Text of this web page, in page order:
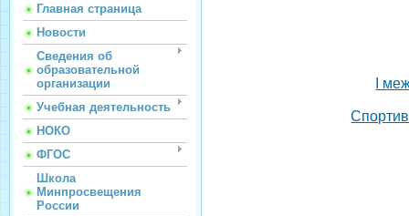
Главная страница
Новости
Сведения об
образовательной
организации
Учебная деятельность
НОКО
ФГОС
Школа
Минпросвещения
России
I